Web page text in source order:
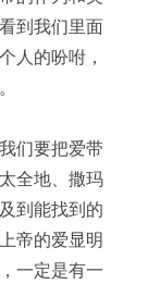
到我们里面
人的吩咐，
们要把爱带
全地、撒玛
到能找到的
帝的爱显明
一定是有一